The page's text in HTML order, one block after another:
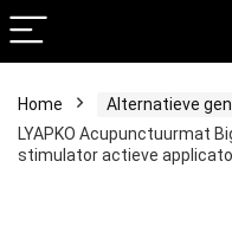
Home Alternatieve
LYAPKO Acupunctuurmat
stimulator actieve